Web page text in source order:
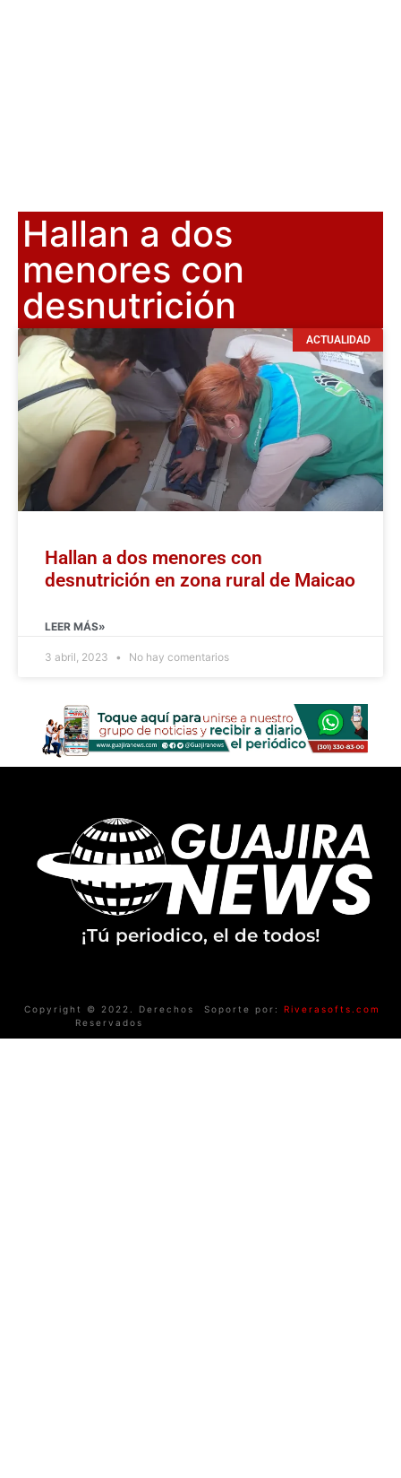
Hallan a dos
menores con
desnutrición
ACTUALIDAD
Hallan a dos menores con
desnutrición en zona rural de Maicao
LEER MÁS»
3 abril, 2023 No hay comentarios
¡Tú periodico, el de todos!
Copyright © 2022. Derechos
Reservados
Soporte por: Riverasofts.com